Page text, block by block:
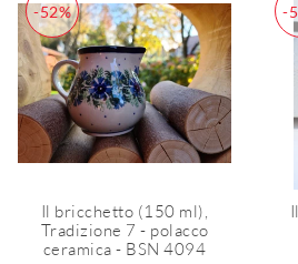
-52%
Il bricchetto (150 ml),
Tradizione 7 - polacco
ceramica - BSN 4094
-